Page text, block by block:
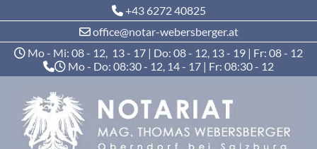
 +43 6272 40825
 office@notar-webersberger.at
 Mo - Mi: 08 - 12, 13 - 17 | Do: 08 - 12, 13 - 19 | Fr: 08 - 12
 Mo - Do: 08:30 - 12, 14 - 17 | Fr: 08:30 - 12